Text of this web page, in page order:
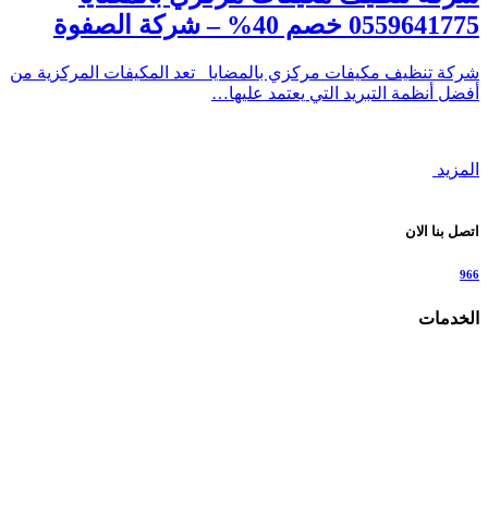
0559641775 خصم 40% – شركة الصفوة
شركة تنظيف مكيفات مركزي بالمضايا تعد المكيفات المركزية من
أفضل أنظمة التبريد التي يعتمد عليها…
المزيد
اتصل بنا الان
966
الخدمات